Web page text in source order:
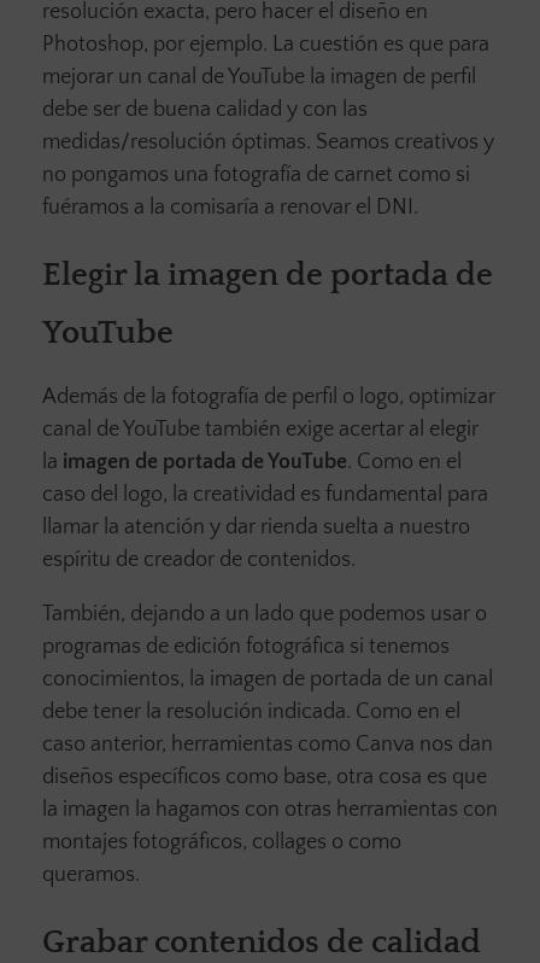
resolución exacta, pero hacer el diseño en
Photoshop, por ejemplo. La cuestión es que para
mejorar un canal de YouTube la imagen de perfil
debe ser de buena calidad y con las
medidas/resolución óptimas. Seamos creativos y
no pongamos una fotografía de carnet como si
fuéramos a la comisaría a renovar el DNI.
Elegir la imagen de portada de
YouTube
Además de la fotografía de perfil o logo, optimizar
canal de YouTube también exige acertar al elegir
la imagen de portada de YouTube. Como en el
caso del logo, la creatividad es fundamental para
llamar la atención y dar rienda suelta a nuestro
espíritu de creador de contenidos.
También, dejando a un lado que podemos usar o
programas de edición fotográfica si tenemos
conocimientos, la imagen de portada de un canal
debe tener la resolución indicada. Como en el
caso anterior, herramientas como Canva nos dan
diseños específicos como base, otra cosa es que
la imagen la hagamos con otras herramientas con
montajes fotográficos, collages o como
queramos.
Grabar contenidos de calidad